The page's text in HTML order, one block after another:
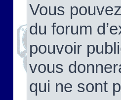
Vous
du forum
pouvoir
vous
qui ne sont